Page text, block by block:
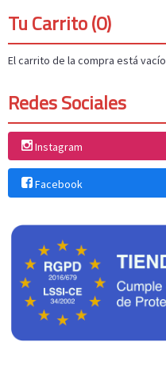
Tu Carrito (0)
El carrito de la compra está vacío
Redes Sociales
Instagram
Facebook